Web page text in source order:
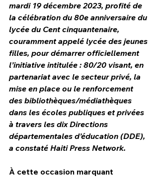
HPN Live
mardi 19 décembre 2023, profité de
la célébration du 80e anniversaire du
lycée du Cent cinquantenaire,
couramment appelé lycée des jeunes
filles, pour démarrer officiellement
l’initiative intitulée : 80/20 visant, en
partenariat avec le secteur privé, la
mise en place ou le renforcement
des bibliothèques/médiathèques
dans les écoles publiques et privées
à travers les dix Directions
départementales d’éducation (DDE),
a constaté Haiti Press Network.
À cette occasion marquant